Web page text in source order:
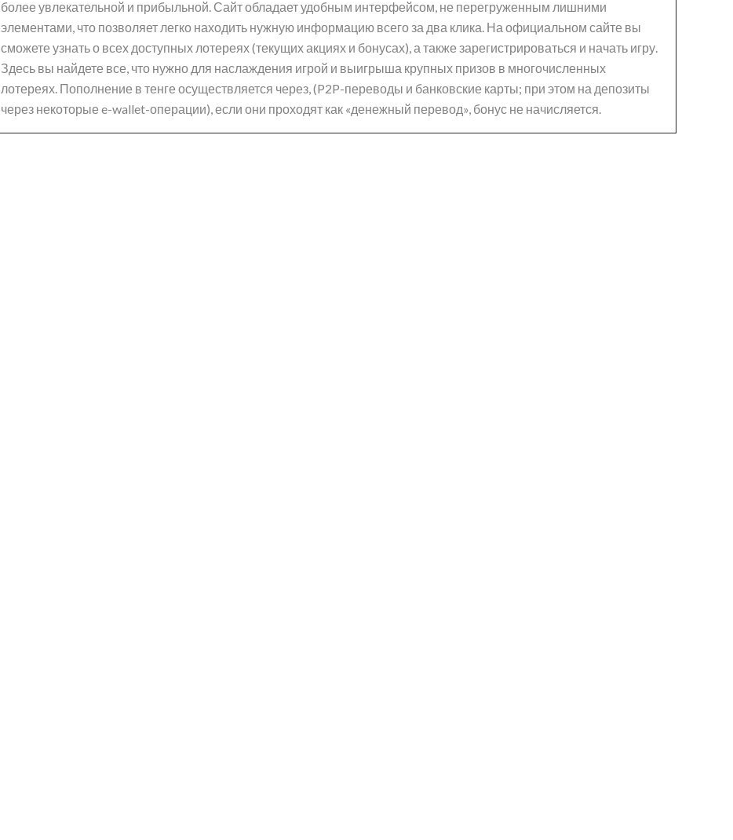
более увлекательной и прибыльной. Сайт обладает удобным интерфейсом, не перегруженным лишними
элементами, что позволяет легко находить нужную информацию всего за два клика. На официальном сайте вы
сможете узнать о всех доступных лотереях (текущих акциях и бонусах), а также зарегистрироваться и начать игру.
Здесь вы найдете все, что нужно для наслаждения игрой и выигрыша крупных призов в многочисленных
лотереях. Пополнение в тенге осуществляется через, (P2P-переводы и банковские карты; при этом на депозиты
через некоторые e-wallet-операции), если они проходят как «денежный перевод», бонус не начисляется.